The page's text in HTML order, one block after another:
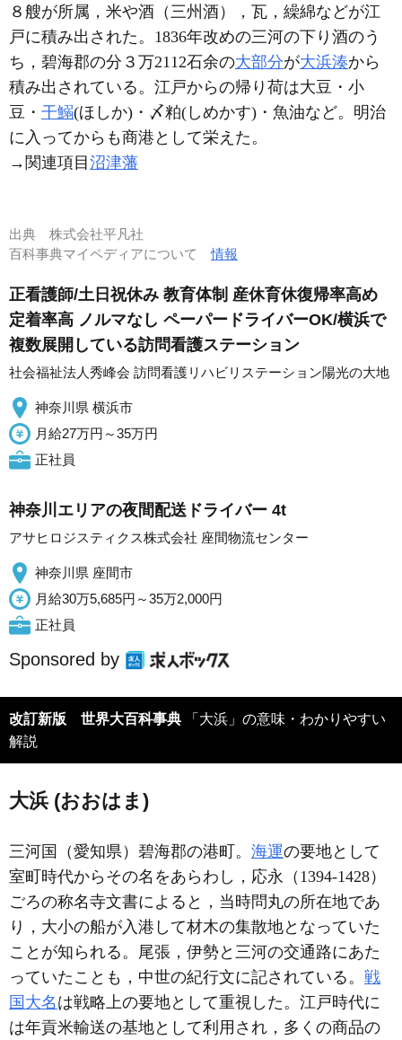
８艘が所属，米や酒（三州酒），瓦，繰綿などが江
戸に積み出された。1836年改めの三河の下り酒のう
ち，碧海郡の分３万2112石余の大部分が大浜湊から
積み出されている。江戸からの帰り荷は大豆・小
豆・ 干鰯(ほしか)・〆粕(しめかす)・魚油など。明治
に入ってからも商港として栄えた。
→関連項目 沼津藩
出典 株式会社平凡社
百科事典マイペディアについて情報
正看護師/土日祝休み 教育体制 産休育休復帰率高め
定着率高 ノルマなし ペーパードライバーOK/横浜で
複数展開している訪問看護ステーション
社会福祉法人秀峰会 訪問看護リハビリステーション陽光の大地
神奈川県 横浜市
月給27万円～35万円
正社員
神奈川エリアの夜間配送ドライバー 4t
アサヒロジスティクス株式会社 座間物流センター
神奈川県 座間市
月給30万5,685円～35万2,000円
正社員
Sponsored by
改訂新版 世界大百科事典
解説
大浜 (おおはま)
三河国（愛知県）碧海郡の港町。 海運の要地として
室町時代からその名をあらわし，応永（1394-1428）
ごろの称名寺文書によると，当時問丸の所在地であ
り，大小の船が入港して材木の集散地となっていた
ことが知られる。尾張，伊勢と三河の交通路にあた
っていたことも，中世の紀行文に記されている。 戦
国大名 は戦略上の要地として重視した。江戸時代に
は年貢米輸送の基地として利用され，多くの商品の